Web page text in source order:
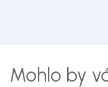
Mohlo by